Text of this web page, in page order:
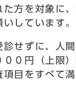
た方を対象に
しています。
せずに、人
０円（上限
項目をすべて